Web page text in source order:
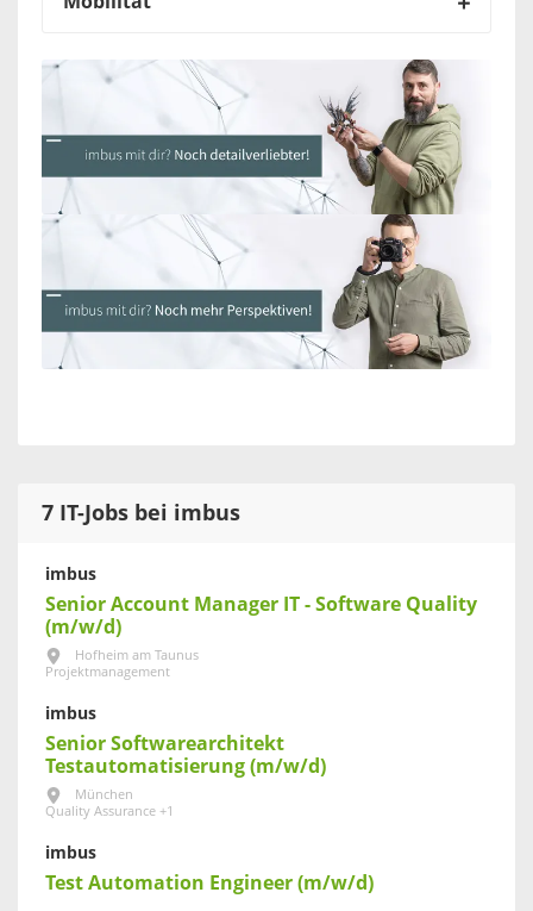
7 IT-Jobs bei imbus
imbus
Senior Account Manager IT - Software Quality
(m/w/d)
Hofheim am Taunus
Projektmanagement
imbus
Senior Softwarearchitekt
Testautomatisierung (m/w/d)
München
Quality Assurance +1
imbus
Test Automation Engineer (m/w/d)